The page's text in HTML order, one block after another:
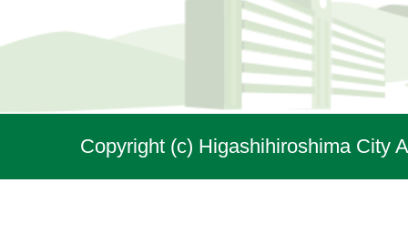
Copyright (c) Higashihiroshima City